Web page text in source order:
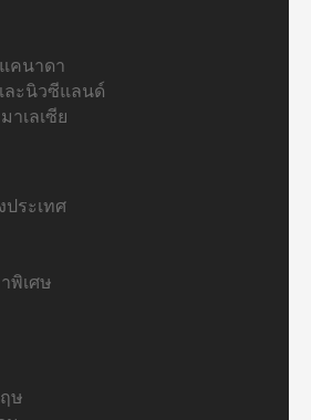
คนาดา
ละนิวซีแลนด์
าเลเซีย
ระเทศ
พิเศษ
ษ